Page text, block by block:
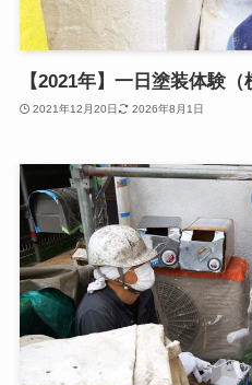
【2021年】一日塗装体験（
2021年12月20日 2026年8月1日